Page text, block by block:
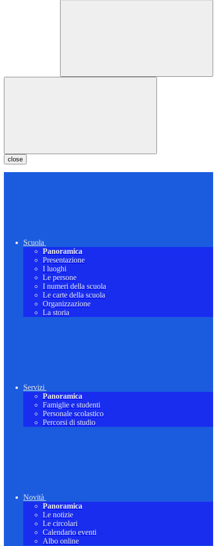
close
Scuola
Panoramica
Presentazione
I luoghi
Le persone
I numeri della scuola
Le carte della scuola
Organizzazione
La storia
Servizi
Panoramica
Famiglie e studenti
Personale scolastico
Percorsi di studio
Novità
Panoramica
Le notizie
Le circolari
Calendario eventi
Albo online